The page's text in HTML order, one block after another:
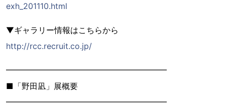
exh_201110.html
▼ギャラリー情報はこちらから
http://rcc.recruit.co.jp/
━━━━━━━━━━━━━━━━━━━━
■「野田凪」展概要
━━━━━━━━━━━━━━━━━━━━